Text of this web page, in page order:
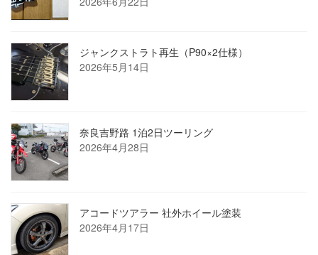
ジャンクストラト再生（P90×2仕様）
2026年5月14日
奈良吉野路 1泊2日ツーリング
2026年4月28日
アコードツアラー 社外ホイール塗装
2026年4月17日